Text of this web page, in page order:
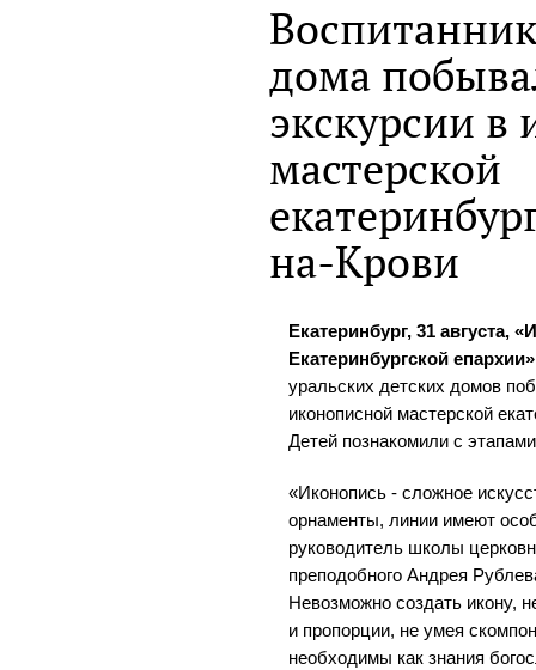
дома
экскурсии в
мастерской
на-Крови
Екатеринбург, 31 августа,
Екатеринбургской
уральских детских домов
иконописной мастерской
Детей познакомили с
«Иконопись - сложное
орнаменты, линии имеют
руководитель школы
преподобного Андрея
Невозможно создать икону,
и пропорции, не умея
необходимы как знания